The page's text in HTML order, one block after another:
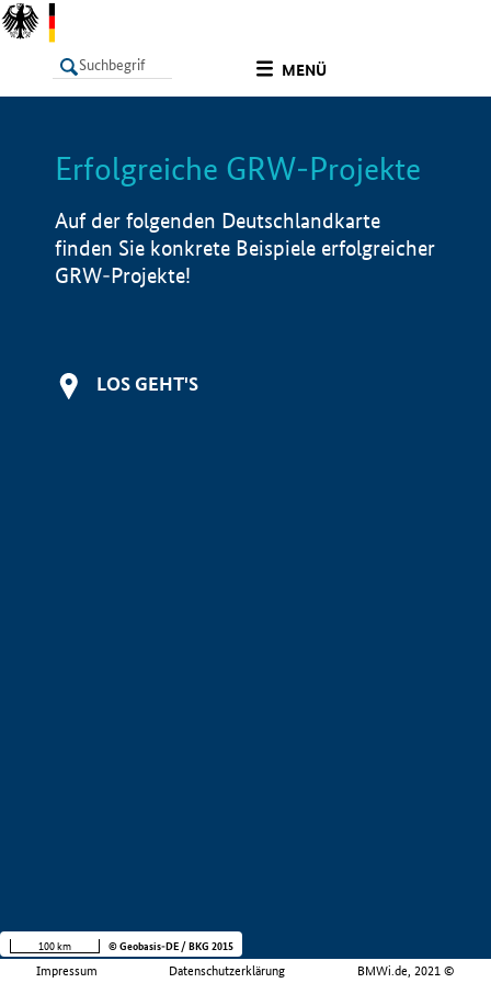
MENÜ
LISTE Info
Erfolgreiche GRW-Projekte
Auf der folgenden Deutschlandkarte
finden Sie konkrete Beispiele erfolgreicher
GRW-Projekte!
LOS GEHT'S
Impressum Datenschutzerklärung BMWi.de, 2021 ©
100 km © Geobasis-DE / BKG 2015